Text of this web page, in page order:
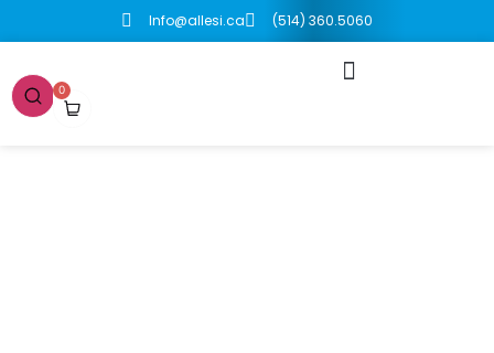
Info@allesi.ca (514) 360.5060
0